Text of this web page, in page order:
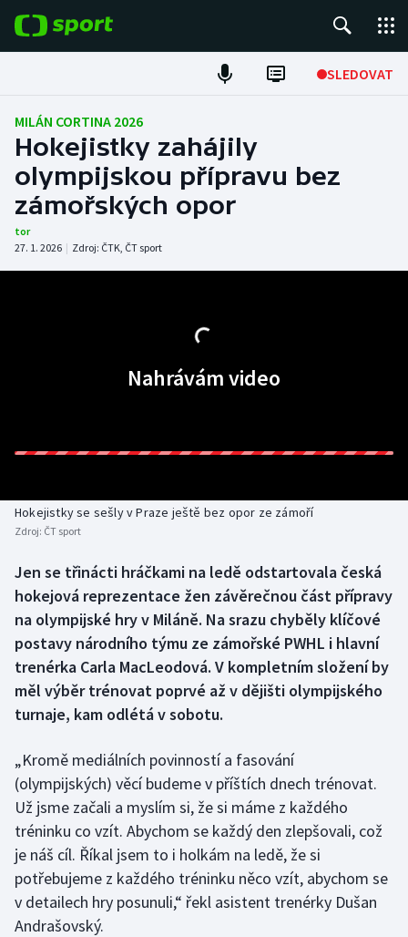
SLEDOVAT
Fotbal
Hokej
Tenis
Atletika
Americký fotbal
Biatlon
Box
Curling
Dostihy
Florbal
Futsal
Golf
Gymnastika
Házená
Aplikace ČT sport
MILÁN CORTINA 2026
Hokejistky zahájily
olympijskou přípravu bez
zámořských opor
tor
27. 1. 2026 | Zdroj: ČTK, ČT sport
Nahrávám video
Hokejistky se sešly v Praze ještě bez opor ze zámoří
Zdroj: ČT sport
Jen se třinácti hráčkami na ledě odstartovala česká
hokejová reprezentace žen závěrečnou část přípravy
na olympijské hry v Miláně. Na srazu chyběly klíčové
postavy národního týmu ze zámořské PWHL i hlavní
trenérka Carla MacLeodová. V kompletním složení by
měl výběr trénovat poprvé až v dějišti olympijského
turnaje, kam odlétá v sobotu.
„Kromě mediálních povinností a fasování
(olympijských) věcí budeme v příštích dnech trénovat.
Už jsme začali a myslím si, že si máme z každého
tréninku co vzít. Abychom se každý den zlepšovali, což
je náš cíl. Říkal jsem to i holkám na ledě, že si
potřebujeme z každého tréninku něco vzít, abychom se
v detailech hry posunuli,“ řekl asistent trenérky Dušan
Andrašovský.